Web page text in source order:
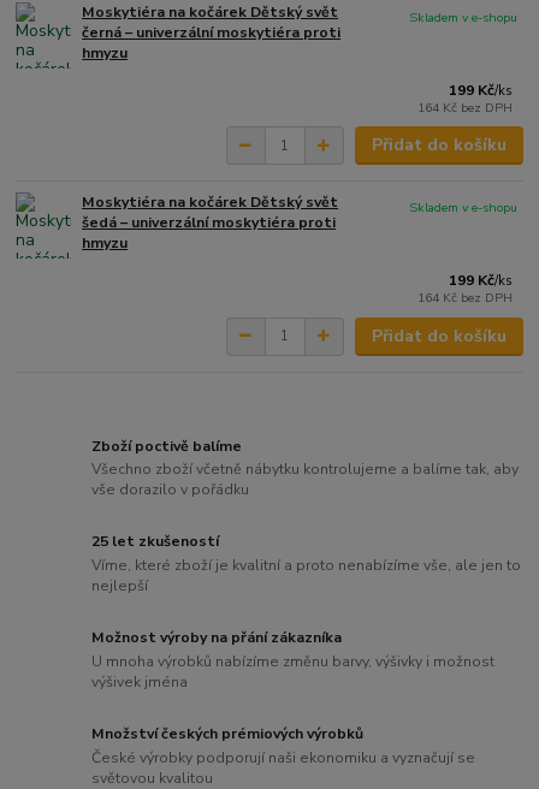
Moskytiéra na kočárek Dětský svět
černá – univerzální moskytiéra proti
hmyzu
199 Kč/ks
164 Kč bez DPH
Skladem v e-shopu
Přidat do košíku
Moskytiéra na kočárek Dětský svět
šedá – univerzální moskytiéra proti
hmyzu
199 Kč/ks
164 Kč bez DPH
Skladem v e-shopu
Přidat do košíku
Zboží poctivě balíme
Všechno zboží včetně nábytku kontrolujeme a balíme tak, aby
vše dorazilo v pořádku
25 let zkušeností
Víme, které zboží je kvalitní a proto nenabízíme vše, ale jen to
nejlepší
Možnost výroby na přání zákazníka
U mnoha výrobků nabízíme změnu barvy, výšivky i možnost
výšivek jména
Množství českých prémiových výrobků
České výrobky podporují naši ekonomiku a vyznačují se
světovou kvalitou